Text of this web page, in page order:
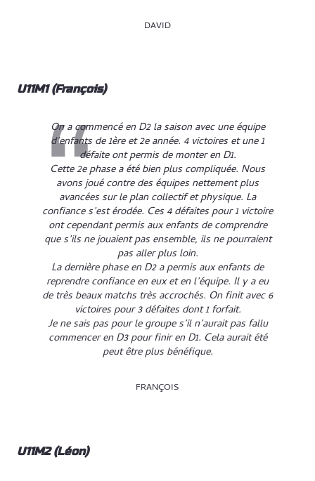
DAVID
U11M1 (François)
On a commencé en D2 la saison avec une équipe
d’enfants de 1ère et 2e année. 4 victoires et une 1
défaite ont permis de monter en D1.
Cette 2e phase a été bien plus compliquée. Nous
avons joué contre des équipes nettement plus
avancées sur le plan collectif et physique. La
confiance s’est érodée. Ces 4 défaites pour 1 victoire
ont cependant permis aux enfants de comprendre
que s’ils ne jouaient pas ensemble, ils ne pourraient
pas aller plus loin.
La dernière phase en D2 a permis aux enfants de
reprendre confiance en eux et en l’équipe. Il y a eu
de très beaux matchs très accrochés. On finit avec 6
victoires pour 3 défaites dont 1 forfait.
Je ne sais pas pour le groupe s’il n’aurait pas fallu
commencer en D3 pour finir en D1. Cela aurait été
peut être plus bénéfique.
FRANÇOIS
U11M2 (Léon)